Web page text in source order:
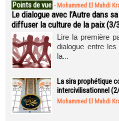
Points de vue - Mohammed El Mahdi
Le dialogue avec l’Autre dans
diffuser la culture de la paix (3/
Lire la première
dialogue entre
la...
La sira prophétique
intercivilisationnel
Mohammed El Mahdi